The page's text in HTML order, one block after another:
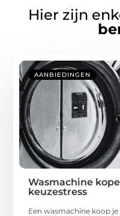
Hier zijn
AANBIEDINGEN
Wasmachine
keuzestress
Een wasmachine koop